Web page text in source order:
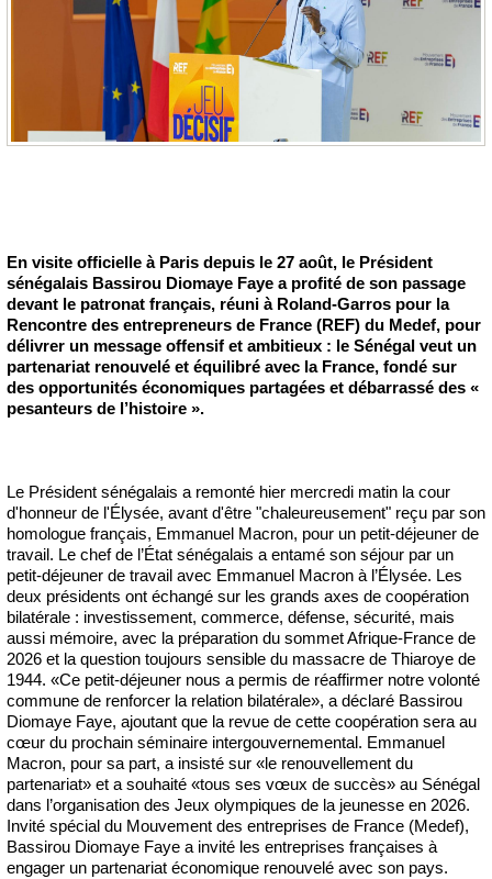
En visite officielle à Paris depuis le 27 août, le Président
sénégalais Bassirou Diomaye Faye a profité de son passage
devant le patronat français, réuni à Roland-Garros pour la
Rencontre des entrepreneurs de France (REF) du Medef, pour
délivrer un message offensif et ambitieux : le Sénégal veut un
partenariat renouvelé et équilibré avec la France, fondé sur
des opportunités économiques partagées et débarrassé des «
pesanteurs de l’histoire ».
Le Président sénégalais a remonté hier mercredi matin la cour
d'honneur de l'Élysée, avant d'être "chaleureusement" reçu par son
homologue français, Emmanuel Macron, pour un petit-déjeuner de
travail. Le chef de l’État sénégalais a entamé son séjour par un
petit-déjeuner de travail avec Emmanuel Macron à l’Élysée. Les
deux présidents ont échangé sur les grands axes de coopération
bilatérale : investissement, commerce, défense, sécurité, mais
aussi mémoire, avec la préparation du sommet Afrique-France de
2026 et la question toujours sensible du massacre de Thiaroye de
1944. «Ce petit-déjeuner nous a permis de réaffirmer notre volonté
commune de renforcer la relation bilatérale», a déclaré Bassirou
Diomaye Faye, ajoutant que la revue de cette coopération sera au
cœur du prochain séminaire intergouvernemental. Emmanuel
Macron, pour sa part, a insisté sur «le renouvellement du
partenariat» et a souhaité «tous ses vœux de succès» au Sénégal
dans l’organisation des Jeux olympiques de la jeunesse en 2026.
Invité spécial du Mouvement des entreprises de France (Medef),
Bassirou Diomaye Faye a invité les entreprises françaises à
engager un partenariat économique renouvelé avec son pays.